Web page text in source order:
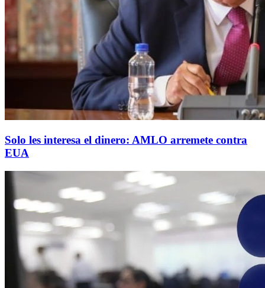
Solo les interesa el dinero: AMLO arremete contra
EUA